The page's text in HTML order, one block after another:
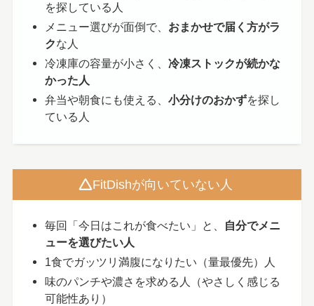
を探している人
メニュー選びが面倒で、 おまかせで届く方がラ
クな人
冷凍庫の容量が小さく、冷凍ストックが続かな
かった人
弁当や朝食にも使える、小分けのおかずを探し
ている人
FitDishが向いていない人
毎回「今日はこれが食べたい」と、 自分でメニ
ューを選びたい人
1食でガッツリ満腹になりたい（量最優先）人
味のパンチや濃さを求める人（やさしく感じる
可能性あり）